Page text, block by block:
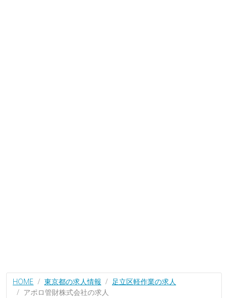
HOME 東京都の求人情報
足立区軽作業の求人
アポロ管財株式会社の求人